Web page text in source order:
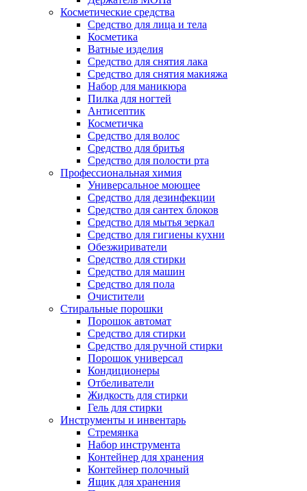
Косметические средства
Средство для лица и тела
Косметика
Ватные изделия
Средство для снятия лака
Средство для снятия макияжа
Набор для маникюра
Пилка для ногтей
Антисептик
Косметичка
Средство для волос
Средство для бритья
Средство для полости рта
Профессиональная химия
Универсальное моющее
Средство для дезинфекции
Средство для сантех блоков
Средство для мытья зеркал
Средство для гигиены кухни
Обезжириватели
Средство для стирки
Средство для машин
Средство для пола
Очистители
Стиральные порошки
Порошок автомат
Средство для стирки
Средство для ручной стирки
Порошок универсал
Кондиционеры
Отбеливатели
Жидкость для стирки
Гель для стирки
Инструменты и инвентарь
Стремянка
Набор инструмента
Контейнер для хранения
Контейнер полочный
Ящик для хранения